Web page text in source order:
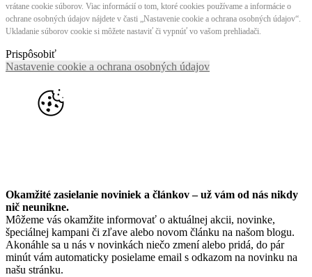
vrátane cookie súborov. Viac informácií o tom, ktoré cookies používame a informácie o
ochrane osobných údajov nájdete v časti „Nastavenie cookie a ochrana osobných údajov“.
Ukladanie súborov cookie si môžete nastaviť či vypnúť vo vašom prehliadači.
Prispôsobiť
Nastavenie cookie a ochrana osobných údajov
Okamžité zasielanie noviniek a článkov – už vám od nás nikdy
nič neunikne.
Môžeme vás okamžite informovať o aktuálnej akcii, novinke,
špeciálnej kampani či zľave alebo novom článku na našom blogu.
Akonáhle sa u nás v novinkách niečo zmení alebo pridá, do pár
minút vám automaticky posielame email s odkazom na novinku na
našu stránku.